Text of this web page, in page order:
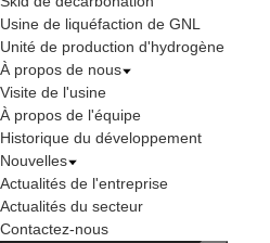
Usine de liquéfaction de GNL
Unité de production d'hydrogène
À propos de nous
Visite de l'usine
À propos de l'équipe
Historique du développement
Nouvelles
Actualités de l'entreprise
Actualités du secteur
Contactez-nous